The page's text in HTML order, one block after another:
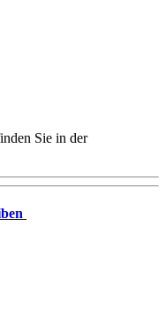
Sie in der